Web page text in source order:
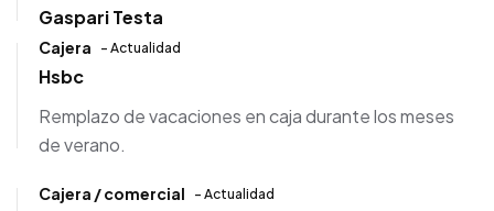
Gaspari Testa
Cajera - Actualidad
Hsbc
Remplazo de vacaciones en caja durante los meses
de verano.
Cajera / comercial - Actualidad